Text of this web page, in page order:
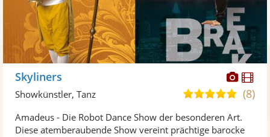
Fotos
Skyliners
5,0
5
(8)
Showkünstler, Tanz
Amadeus - Die Robot Dance Show der besonderen Art.
Diese atemberaubende Show vereint prächtige barocke